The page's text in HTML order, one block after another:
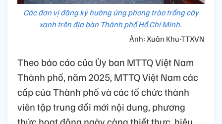
Các đơn vị đăng ký hưởng ứng phong trào trồng cây
xanh trên địa bàn Thành phố Hồ Chí Minh.
Ảnh: Xuân Khu-TTXVN
Theo báo cáo của Ủy ban MTTQ Việt Nam
Thành phố, năm 2025, MTTQ Việt Nam các
cấp của Thành phố và các tổ chức thành
viên tập trung đổi mới nội dung, phương